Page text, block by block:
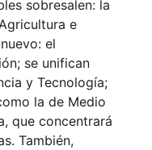
sobresalen: la
e
el
se unifican
y Tecnología;
la de Medio
que concentrará
También,